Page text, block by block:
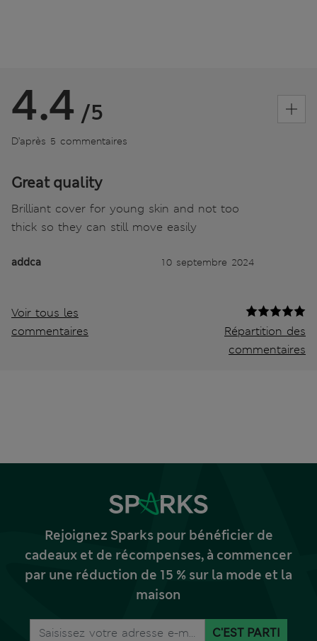
4.4 /5
D’après 5 commentaires
Great quality
Brilliant cover for young skin and not too
thick so they can still move easily
addca 10 septembre 2024
Voir tous les
commentaires
Répartition des
commentaires
Rejoignez Sparks pour bénéficier de
cadeaux et de récompenses, à commencer
par une réduction de 15 % sur la mode et la
maison
C'EST PARTI